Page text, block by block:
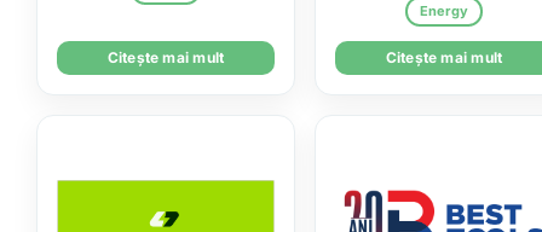
Citește mai mult
Energy
Citește mai mult